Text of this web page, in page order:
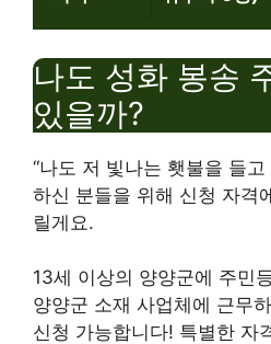
나도 성화 봉송
있을까?
“나도 저 빛나는 횃불을 들
하신 분들을 위해 신청 자격
릴게요.
13세 이상의 양양군에 주민
양양군 소재 사업체에 근무
신청 가능합니다! 특별한 자